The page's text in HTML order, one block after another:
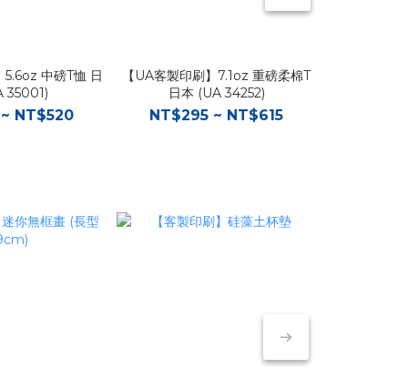
中磅T恤 日
35001)
NT$520
【UA客製印刷】7.1oz 重磅柔棉T
日本 (UA 34252)
NT$295 ~ NT$615